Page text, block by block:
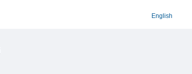
English